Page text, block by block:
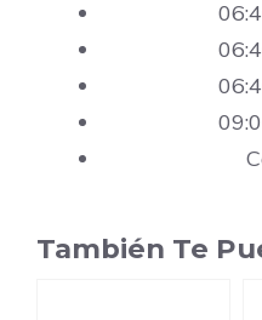
También Te